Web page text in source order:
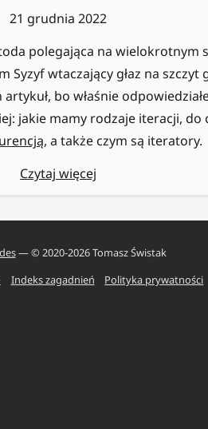
21 grudnia 2022
polegająca na wielokrotnym
wtaczający głaz na szczyt
bo właśnie
jakie mamy rodzaje iteracji, do
, a także czym są iteratory.
Czytaj więcej
— © 2020-2026Tomasz Świstak
Indeks zagadnień Polityka prywatności